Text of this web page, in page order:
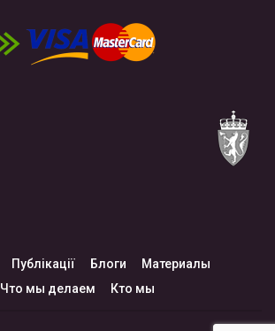
Публікації Блоги
Материалы
Что мы делаем
Кто мы